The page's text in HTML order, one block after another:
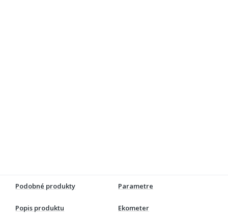
Podobné produkty Parametre
Popis produktu Ekometer